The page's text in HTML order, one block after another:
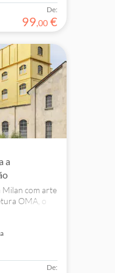
De:
99,00 €
a
Milan com arte
OMA, o
De: